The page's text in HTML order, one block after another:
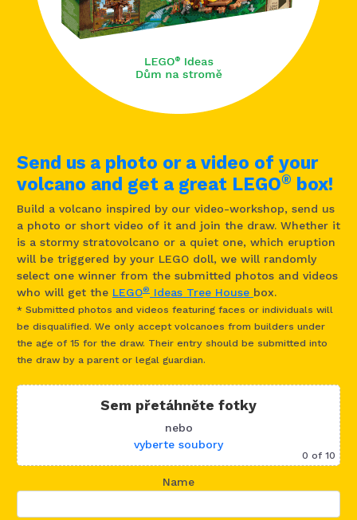
Send us a photo or a video of your
volcano and get a great LEGO® box!
Build a volcano inspired by our video-workshop, send us
a photo or short video of it and join the draw. Whether it
is a stormy stratovolcano or a quiet one, which eruption
will be triggered by your LEGO doll, we will randomly
select one winner from the submitted photos and videos
who will get the LEGO® Ideas Tree House box.
* Submitted photos and videos featuring faces or individuals will
be disqualified. We only accept volcanoes from builders under
the age of 15 for the draw. Their entry should be submitted into
the draw by a parent or legal guardian.
Sem přetáhněte fotky
nebo
vyberte soubory
0 of 10
Name